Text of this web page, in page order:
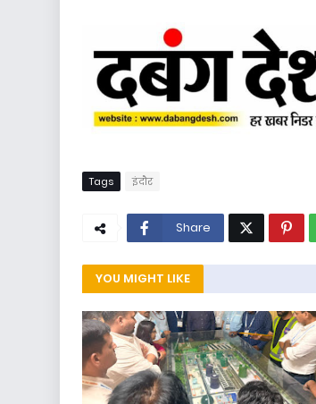
Tags इंदौर
Share
YOU MIGHT LIKE